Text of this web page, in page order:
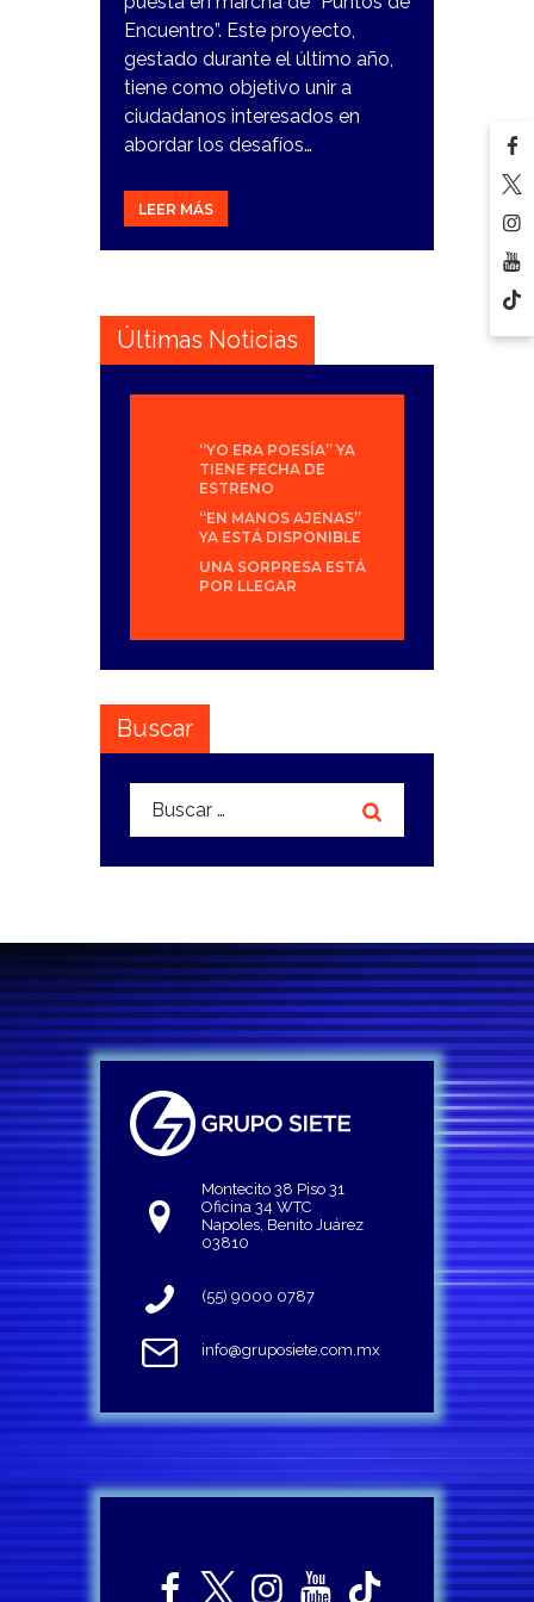
Encuentro”. Este proyecto,
gestado durante el último año,
tiene como objetivo unir a
ciudadanos interesados en
abordar los desafíos…
LEER MÁS
Últimas Noticias
“YO ERA POESÍA” YA
TIENE FECHA DE
ESTRENO
“EN MANOS AJENAS”
YA ESTÁ DISPONIBLE
UNA SORPRESA ESTÁ
POR LLEGAR
Buscar
Buscar:
Montecito 38 Piso 31
Oficina 34 WTC
Napoles, Benito Juárez
03810
(55) 9000 0787
info@gruposiete.com.mx